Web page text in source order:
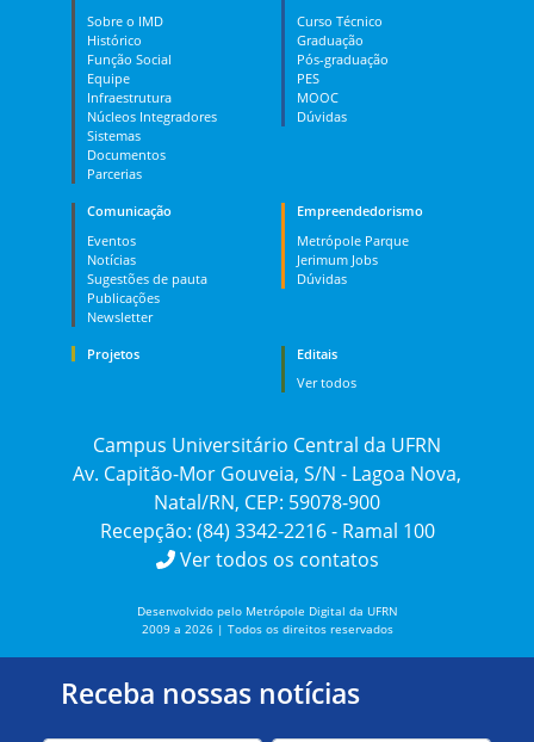
Sobre o IMD
Histórico
Função Social
Equipe
Infraestrutura
Núcleos Integradores
Sistemas
Documentos
Parcerias
Curso Técnico
Graduação
Pós-graduação
PES
MOOC
Dúvidas
Comunicação
Eventos
Notícias
Sugestões de pauta
Publicações
Newsletter
Empreendedorismo
Metrópole Parque
Jerimum Jobs
Dúvidas
Projetos
Editais
Ver todos
Campus Universitário Central da UFRN
Av. Capitão-Mor Gouveia, S/N - Lagoa Nova,
Natal/RN, CEP: 59078-900
Recepção: (84) 3342-2216 - Ramal 100
Ver todos os contatos
Desenvolvido pelo Metrópole Digital da UFRN
2009 a 2026 | Todos os direitos reservados
Receba nossas notícias